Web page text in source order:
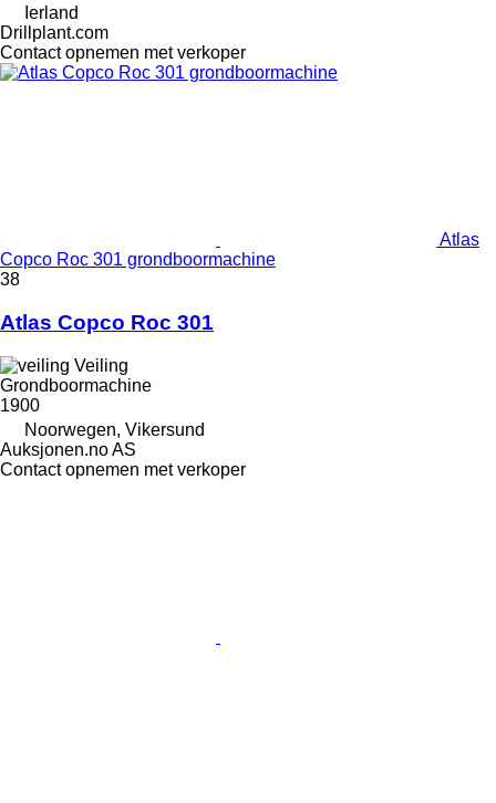
Ierland
Drillplant.com
Contact opnemen met verkoper
Atlas
Copco Roc 301 grondboormachine
38
Atlas Copco Roc 301
Veiling
Grondboormachine
1900
Noorwegen, Vikersund
Auksjonen.no AS
Contact opnemen met verkoper